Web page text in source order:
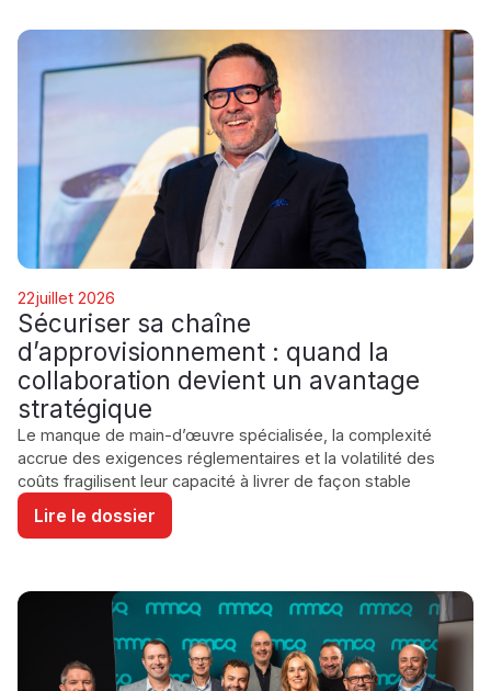
D'ENTREPRISE /
INVESTISSEMENT
ÉCONOMIE /
GOUVERNEMENT
22juillet 2026
Sécuriser sa chaîne
d’approvisionnement : quand la
collaboration devient un avantage
stratégique
Le manque de main-d’œuvre spécialisée, la complexité
accrue des exigences réglementaires et la volatilité des
coûts fragilisent leur capacité à livrer de façon stable
Lire le dossier